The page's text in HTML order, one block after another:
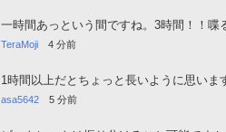
一時間あっという間ですね。3時間！！喋
TeraMoji 4 分前
1時間以上だとちょっと長いように思いま
asa5642 5 分前